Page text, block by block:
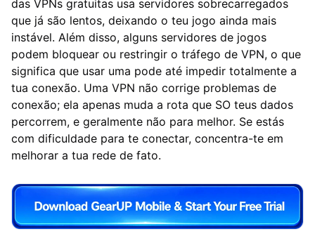
das VPNs gratuitas usa servidores sobrecarregados
que já são lentos, deixando o teu jogo ainda mais
instável. Além disso, alguns servidores de jogos
podem bloquear ou restringir o tráfego de VPN, o que
significa que usar uma pode até impedir totalmente a
tua conexão. Uma VPN não corrige problemas de
conexão; ela apenas muda a rota que SO teus dados
percorrem, e geralmente não para melhor. Se estás
com dificuldade para te conectar, concentra-te em
melhorar a tua rede de fato.